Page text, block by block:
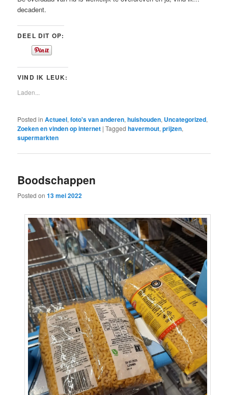
decadent.
DEEL DIT OP:
VIND IK LEUK:
Laden...
Posted in Actueel,foto's van anderen,huishouden, Uncategorized,
Zoeken en vinden op internet |Tagged havermout,prijzen,
supermarkten
Boodschappen
Posted on13 mei 2022